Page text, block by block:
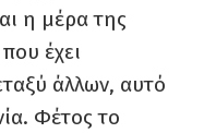
η μέρα της
έχει
άλλων, αυτό
Φέτος το